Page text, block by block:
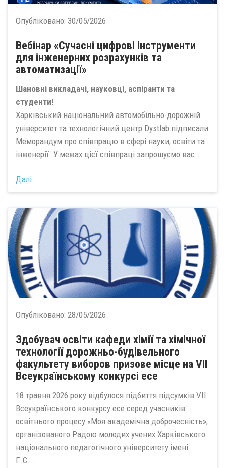
Опубліковано: 30/05/2026
Вебінар «Сучасні цифрові інструменти
для інженерних розрахунків та
автоматизації»
Шановні викладачі, науковці, аспіранти та
студенти!
Харківський національний автомобільно-дорожній
університет та технологічний центр Dystlab підписали
Меморандум про співпрацю в сфері науки, освіти та
інженерії. У межах цієї співпраці запрошуємо вас...
Далі
Опубліковано: 28/05/2026
Здобувач освіти кафеди хімії та хімічної
технології дорожньо-будівельного
факультету виборов призове місце на VII
Всеукраїнському конкурсі есе
18 травня 2026 року відбулося підбиття підсумків VII
Всеукраїнського конкурсу есе серед учасників
освітнього процесу «Моя академічна доброчесність»,
організованого Радою молодих учених Харківського
національного педагогічного університету імені
Г.С....